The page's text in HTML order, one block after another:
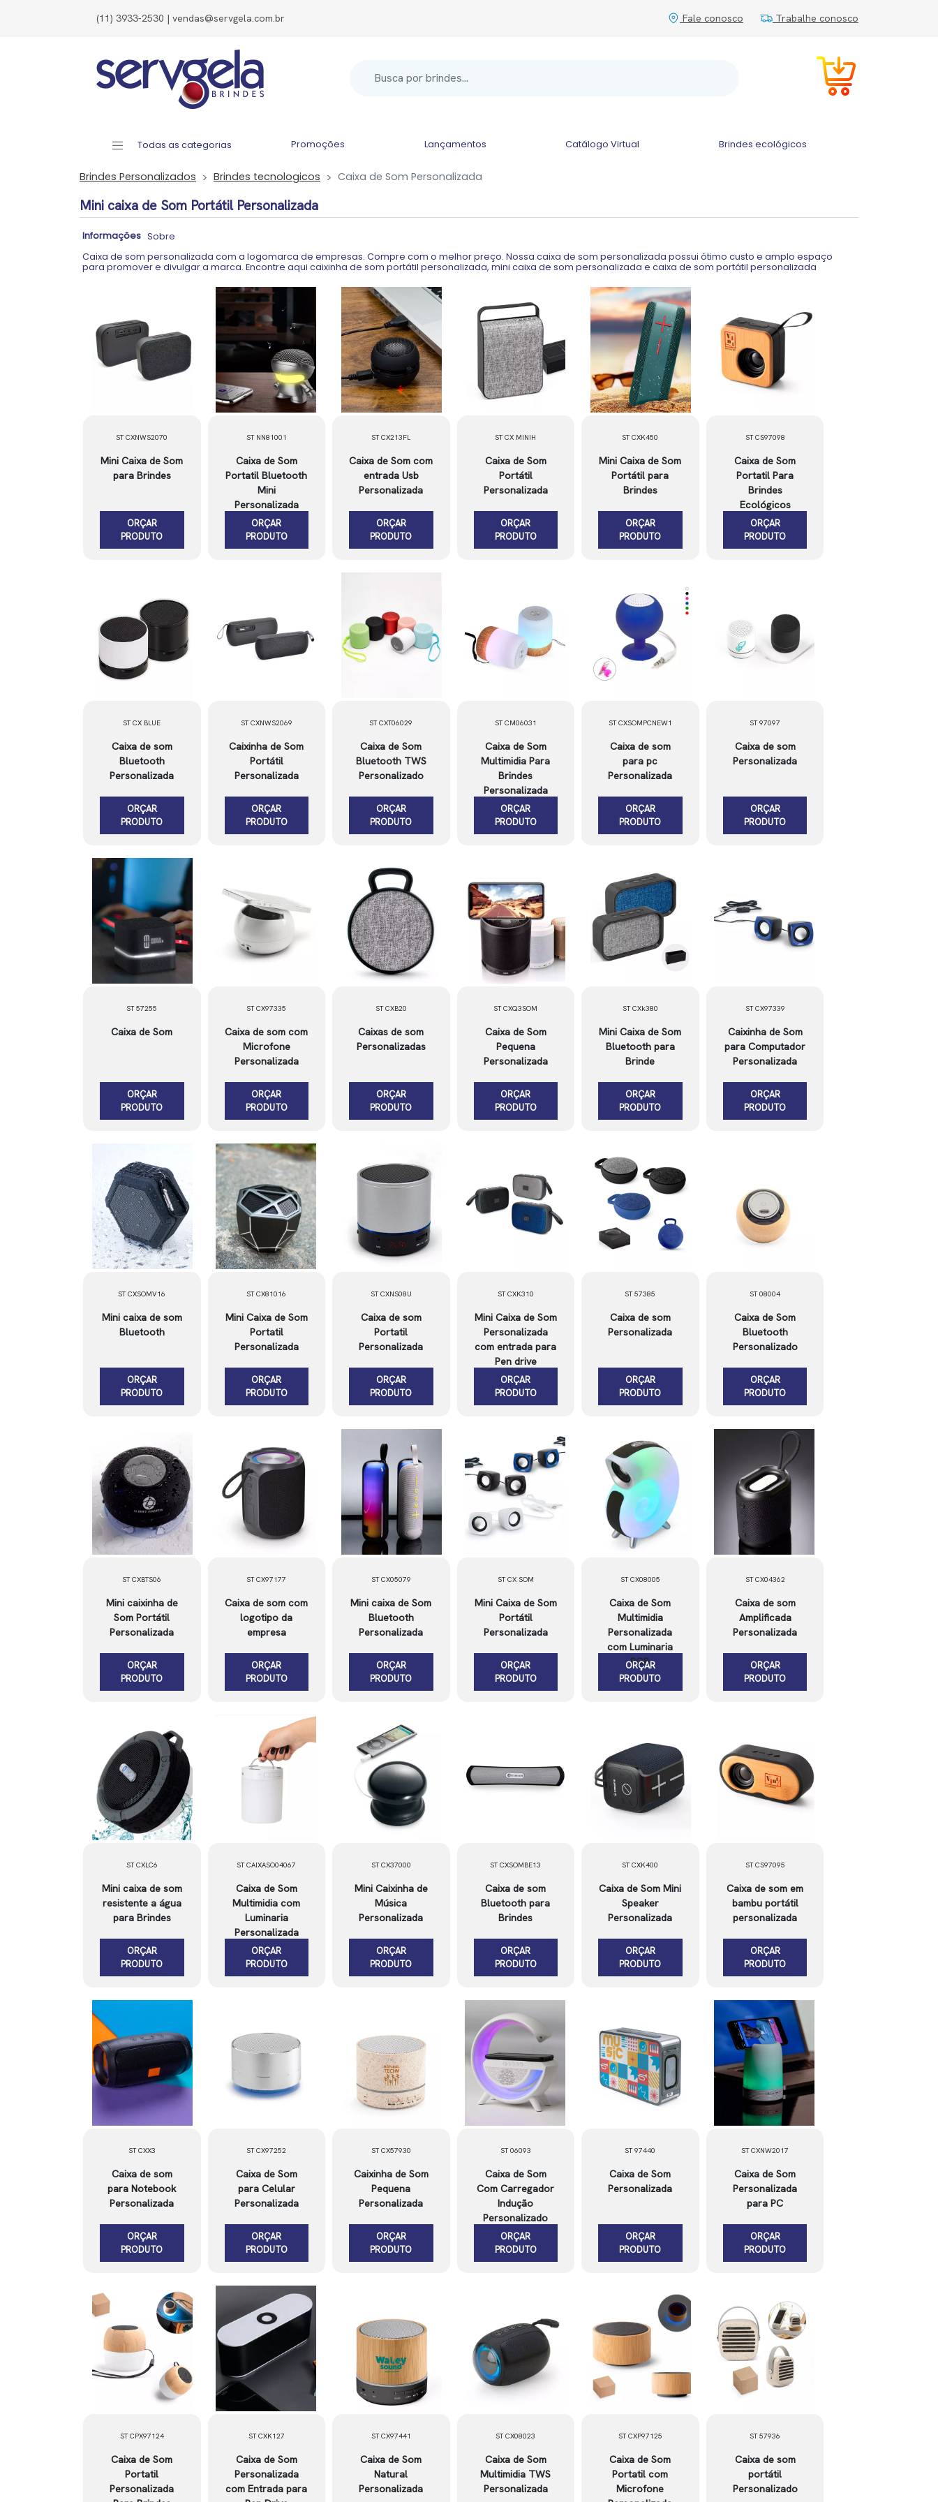
(11) 3933-2530 | vendas@servgela.com.br Fale conosco Trabalhe conosco
Todas as categorias Promoções Lançamentos Catálogo Virtual Brindes ecológicos
Brindes Personalizados Brindes tecnologicos Caixa de Som Personalizada
Mini caixa de Som Portátil Personalizada
Informações Sobre
Caixa de som personalizada com a logomarca de empresas. Compre com o melhor preço. Nossa caixa de som personalizada possui ótimo custo e amplo espaço
para promover e divulgar a marca. Encontre aqui caixinha de som portátil personalizada, mini caixa de som personalizada e caixa de som portátil personalizada
ST CXNWS2070
Mini Caixa de Som
para Brindes
ORÇAR
PRODUTO
ST NN81001
Caixa de Som
Portatil Bluetooth
Mini
Personalizada
ORÇAR
PRODUTO
ST CX213FL
Caixa de Som com
entrada Usb
Personalizada
ORÇAR
PRODUTO
ST CX MINIH
Caixa de Som
Portátil
Personalizada
ORÇAR
PRODUTO
ST CXK450
Mini Caixa de Som
Portátil para
Brindes
ORÇAR
PRODUTO
ST CS97098
Caixa de Som
Portatil Para
Brindes
Ecológicos
ORÇAR
PRODUTO
ST CX BLUE
Caixa de som
Bluetooth
Personalizada
ORÇAR
PRODUTO
ST CXNWS2069
Caixinha de Som
Portátil
Personalizada
ORÇAR
PRODUTO
ST CXT06029
Caixa de Som
Bluetooth TWS
Personalizado
ORÇAR
PRODUTO
ST CM06031
Caixa de Som
Multimidia Para
Brindes
Personalizada
ORÇAR
PRODUTO
ST CXSOMPCNEW1
Caixa de som
para pc
Personalizada
ORÇAR
PRODUTO
ST 97097
Caixa de som
Personalizada
ORÇAR
PRODUTO
ST 57255
Caixa de Som
ORÇAR
PRODUTO
ST CX97335
Caixa de som com
Microfone
Personalizada
ORÇAR
PRODUTO
ST CXB20
Caixas de som
Personalizadas
ORÇAR
PRODUTO
ST CXQ3SOM
Caixa de Som
Pequena
Personalizada
ORÇAR
PRODUTO
ST CXk380
Mini Caixa de Som
Bluetooth para
Brinde
ORÇAR
PRODUTO
ST CX97339
Caixinha de Som
para Computador
Personalizada
ORÇAR
PRODUTO
ST CXSOMV16
Mini caixa de som
Bluetooth
ORÇAR
PRODUTO
ST CX81016
Mini Caixa de Som
Portatil
Personalizada
ORÇAR
PRODUTO
ST CXNS08U
Caixa de som
Portatil
Personalizada
ORÇAR
PRODUTO
ST CXK310
Mini Caixa de Som
Personalizada
com entrada para
Pen drive
ORÇAR
PRODUTO
ST 57385
Caixa de som
Personalizada
ORÇAR
PRODUTO
ST 08004
Caixa de Som
Bluetooth
Personalizado
ORÇAR
PRODUTO
ST CXBTS06
Mini caixinha de
Som Portátil
Personalizada
ORÇAR
PRODUTO
ST CX97177
Caixa de som com
logotipo da
empresa
ORÇAR
PRODUTO
ST CX05079
Mini caixa de Som
Bluetooth
Personalizada
ORÇAR
PRODUTO
ST CX SOM
Mini Caixa de Som
Portátil
Personalizada
ORÇAR
PRODUTO
ST CX08005
Caixa de Som
Multimidia
Personalizada
com Luminaria
RGB
ORÇAR
PRODUTO
ST CX04362
Caixa de som
Amplificada
Personalizada
ORÇAR
PRODUTO
ST CXLC6
Mini caixa de som
resistente a água
para Brindes
ORÇAR
PRODUTO
ST CAIXASO04067
Caixa de Som
Multimidia com
Luminaria
Personalizada
ORÇAR
PRODUTO
ST CX37000
Mini Caixinha de
Música
Personalizada
ORÇAR
PRODUTO
ST CXSOMBE13
Caixa de som
Bluetooth para
Brindes
ORÇAR
PRODUTO
ST CXK400
Caixa de Som Mini
Speaker
Personalizada
ORÇAR
PRODUTO
ST CS97095
Caixa de som em
bambu portátil
personalizada
ORÇAR
PRODUTO
ST CXX3
Caixa de som
para Notebook
Personalizada
ORÇAR
PRODUTO
ST CX97252
Caixa de Som
para Celular
Personalizada
ORÇAR
PRODUTO
ST CX57930
Caixinha de Som
Pequena
Personalizada
ORÇAR
PRODUTO
ST 06093
Caixa de Som
Com Carregador
Indução
Personalizado
ORÇAR
PRODUTO
ST 97440
Caixa de Som
Personalizada
ORÇAR
PRODUTO
ST CXNW2017
Caixa de Som
Personalizada
para PC
ORÇAR
PRODUTO
ST CPX97124
Caixa de Som
Portatil
Personalizada
ST CXK127
Caixa de Som
Personalizada
com Entrada para
ST CX97441
Caixa de Som
Natural
Personalizada
ST CX08023
Caixa de Som
Multimidia TWS
Personalizada
ST CXP97125
Caixa de Som
Portatil com
Microfone
ST 57936
Caixa de som
portátil
Personalizado